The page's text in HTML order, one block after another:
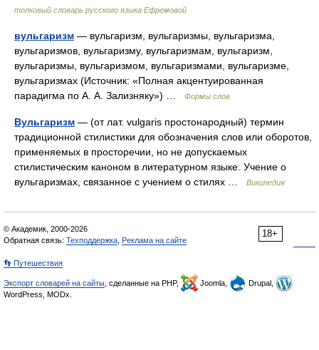
толковый словарь русского языка Ефремовой
вульгаризм — вульгаризм, вульгаризмы, вульгаризма,
вульгаризмов, вульгаризму, вульгаризмам, вульгаризм,
вульгаризмы, вульгаризмом, вульгаризмами, вульгаризме,
вульгаризмах (Источник: «Полная акцентуированная
парадигма по А. А. Зализняку») …
Формы слов
Вульгаризм — (от лат. vulgaris простонародный) термин
традиционной стилистики для обозначения слов или оборотов,
применяемых в просторечии, но не допускаемых
стилистическим каноном в литературном языке. Учение о
вульгаризмах, связанное с учением о стилях …
Википедия
18+
© Академик, 2000-2026
Обратная связь: Техподдержка Реклама на сайте
👣 Путешествия
Экспорт словарей на сайты , сделанные на PHP, Joomla,
Drupal,
WordPress, MODx.